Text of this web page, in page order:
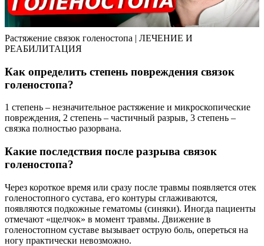
Растяжение связок голеностопа | ЛЕЧЕНИЕ И
РЕАБИЛИТАЦИЯ
Как определить степень повреждения связок
голеностопа?
1 степень – незначительное растяжение и микроскопические
повреждения, 2 степень – частичный разрыв, 3 степень –
связка полностью разорвана.
Какие последствия после разрыва связок
голеностопа?
Через короткое время или сразу после травмы появляется отек
голеностопного сустава, его контуры сглаживаются,
появляются подкожные гематомы (синяки). Иногда пациенты
отмечают «щелчок» в момент травмы. Движение в
голеностопном суставе вызывает острую боль, опереться на
ногу практически невозможно.